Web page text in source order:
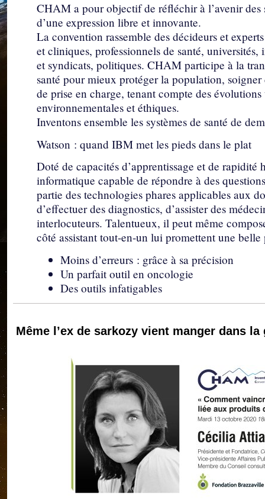
CHAM a pour objectif de réfléchir à l’avenir des
d’une expression libre et innovante.
La convention rassemble des décideurs et
et cliniques, professionnels de santé, universités,
et syndicats, politiques. CHAM participe à la
santé pour mieux protéger la population,
de prise en charge, tenant compte des
environnementales et éthiques.
Inventons ensemble les systèmes de santé de
Watson : quand IBM met les pieds dans le plat
Doté de capacités d’apprentissage et de
informatique capable de répondre à des
partie des technologies phares applicables aux
d’effectuer des diagnostics, d’assister des
interlocuteurs. Talentueux, il peut même
côté assistant tout-en-un lui promettent une belle
Moins d’erreurs : grâce à sa précision
Un parfait outil en oncologie
Des outils infatigables
Même l’ex de sarkozy vient manger dans la